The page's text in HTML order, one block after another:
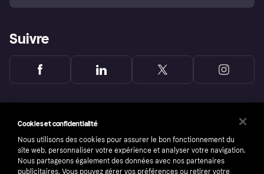
Suivre
Cookies et confidentialité
Nous utilisons des cookies pour assurer le bon fonctionnement du
site web, personnaliser votre expérience et analyser votre navigation.
Nous partageons également des données avec nos partenaires
publicitaires. Vous pouvez gérer vos préférences ou retirer votre